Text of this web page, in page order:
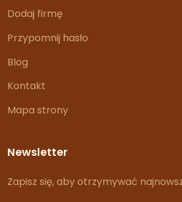
Dodaj firmę
Przypomnij hasło
Blog
Kontakt
Mapa strony
Newsletter
Zapisz się, aby otrzymywać